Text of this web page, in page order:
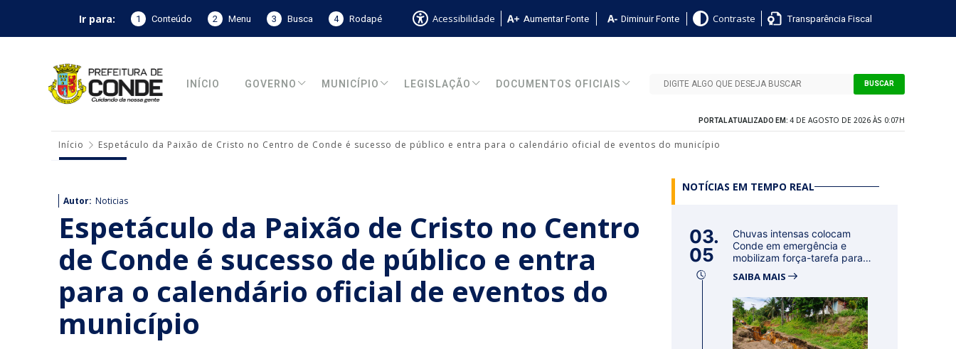
Ir para: 1 Conteúdo 2 Menu 3 Busca 4 Rodapé Acessibilidade Aumentar Fonte Diminuir Fonte Contraste Transparência Fiscal
INÍCIO GOVERNO MUNICÍPIO LEGISLAÇÃO DOCUMENTOS OFICIAIS BUSCAR
PORTAL ATUALIZADO EM: 4 DE AGOSTO DE 2026 ÀS 0:07H
Início Espetáculo da Paixão de Cristo no Centro de Conde é sucesso de público e entra para o calendário oficial de eventos do município
Autor: Noticias
Espetáculo da Paixão de Cristo no Centro
de Conde é sucesso de público e entra
para o calendário oficial de eventos do
município
NOTÍCIAS EM TEMPO REAL
03.
05
Chuvas intensas colocam
Conde em emergência e
mobilizam força-tarefa para
SAIBA MAIS